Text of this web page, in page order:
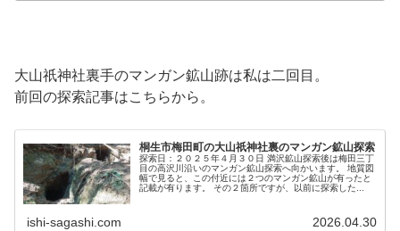
大山祇神社裏手のマンガン鉱山跡は私は二回目。
前回の探索記事はこちらから。
桐生市梅田町の大山祇神社裏のマンガン鉱山探索
探索日：２０２５年４月３０日 満沢鉱山探索後は梅田三丁
目の高沢川沿いのマンガン鉱山探索へ向かいます。 地質図
幅で見ると、この付近には２つのマンガン鉱山が有ったと
記載が有ります。 その２箇所ですが、以前に探索した...
ishi-sagashi.com 2026.04.30